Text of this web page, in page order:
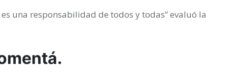
una responsabilidad de todos y todas” evaluó la